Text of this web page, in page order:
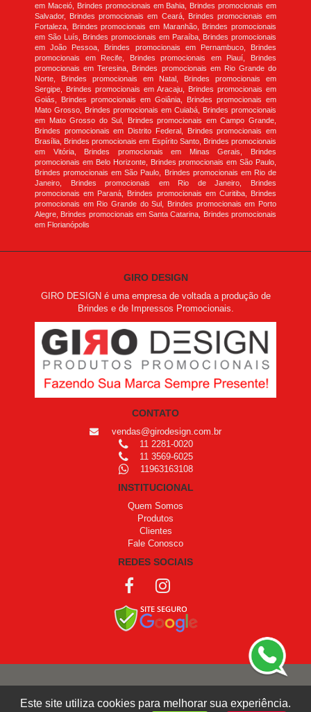
em Maceió, Brindes promocionais em Bahia, Brindes promocionais em
Salvador, Brindes promocionais em Ceará, Brindes promocionais em
Fortaleza, Brindes promocionais em Maranhão, Brindes promocionais
em São Luís, Brindes promocionais em Paraíba, Brindes promocionais
em João Pessoa, Brindes promocionais em Pernambuco, Brindes
promocionais em Recife, Brindes promocionais em Piauí, Brindes
promocionais em Teresina, Brindes promocionais em Rio Grande do
Norte, Brindes promocionais em Natal, Brindes promocionais em
Sergipe, Brindes promocionais em Aracaju, Brindes promocionais em
Goiás, Brindes promocionais em Goiânia, Brindes promocionais em
Mato Grosso, Brindes promocionais em Cuiabá, Brindes promocionais
em Mato Grosso do Sul, Brindes promocionais em Campo Grande,
Brindes promocionais em Distrito Federal, Brindes promocionais em
Brasília, Brindes promocionais em Espírito Santo, Brindes promocionais
em Vitória, Brindes promocionais em Minas Gerais, Brindes
promocionais em Belo Horizonte, Brindes promocionais em São Paulo,
Brindes promocionais em São Paulo, Brindes promocionais em Rio de
Janeiro, Brindes promocionais em Rio de Janeiro, Brindes
promocionais em Paraná, Brindes promocionais em Curitiba, Brindes
promocionais em Rio Grande do Sul, Brindes promocionais em Porto
Alegre, Brindes promocionais em Santa Catarina, Brindes promocionais
em Florianópolis
GIRO DESIGN
GIRO DESIGN é uma empresa de voltada a produção de
Brindes e de Impressos Promocionais.
CONTATO
vendas@girodesign.com.br
11 2281-0020
11 3569-6025
11963163108
INSTITUCIONAL
Quem Somos
Produtos
Clientes
Fale Conosco
REDES SOCIAIS
Este site utiliza cookies para melhorar sua experiência.